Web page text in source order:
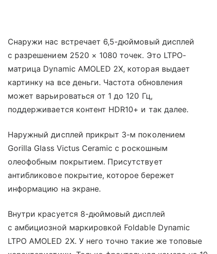
Снаружи нас встречает 6,5-дюймовый дисплей
с разрешением 2520 × 1080 точек. Это LTPO-
матрица Dynamic AMOLED 2X, которая выдает
картинку на все деньги. Частота обновления
может варьироваться от 1 до 120 Гц,
поддерживается контент HDR10+ и так далее.
Наружный дисплей прикрыт 3-м поколением
Gorilla Glass Victus Ceramic с роскошным
олеофобным покрытием. Присутствует
антибликовое покрытие, которое бережет
информацию на экране.
Внутри красуется 8-дюймовый дисплей
с амбициозной маркировкой Foldable Dynamic
LTPO AMOLED 2X. У него точно такие же топовые